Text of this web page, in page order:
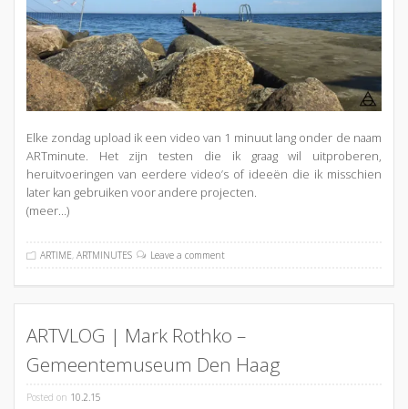
Elke zondag upload ik een video van 1 minuut lang onder de naam
ARTminute. Het zijn testen die ik graag wil uitproberen,
heruitvoeringen van eerdere video’s of ideeën die ik misschien
later kan gebruiken voor andere projecten.
(meer…)
ARTIME, ARTMINUTES Leave a comment
ARTVLOG | Mark Rothko –
Gemeentemuseum Den Haag
Posted on 10.2.15